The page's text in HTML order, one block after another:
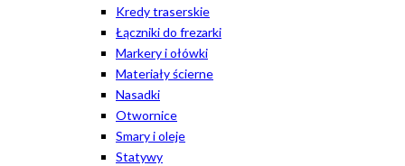
Kredy traserskie
Łączniki do frezarki
Markery i ołówki
Materiały ścierne
Nasadki
Otwornice
Smary i oleje
Statywy